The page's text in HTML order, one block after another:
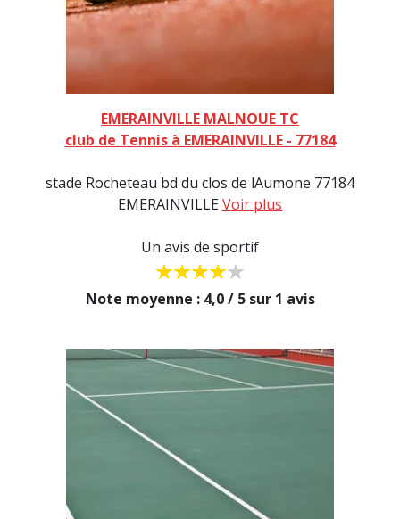
EMERAINVILLE MALNOUE TC
club de Tennis à EMERAINVILLE - 77184
stade Rocheteau bd du clos de lAumone 77184
EMERAINVILLEVoir plus
Un avis de sportif
Note moyenne : 4,0 / 5 sur 1 avis